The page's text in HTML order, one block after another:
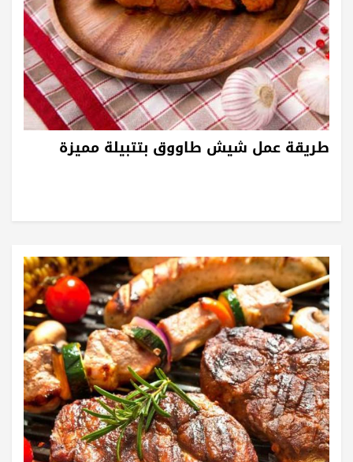
طريقة عمل شيش طاووق بتتبيلة مميزة